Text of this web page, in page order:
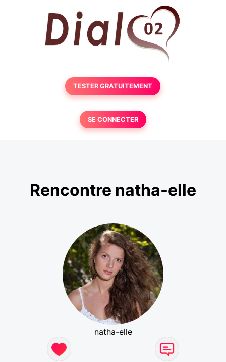
TESTER GRATUITEMENT
SE CONNECTER
Rencontre natha-elle
natha-elle